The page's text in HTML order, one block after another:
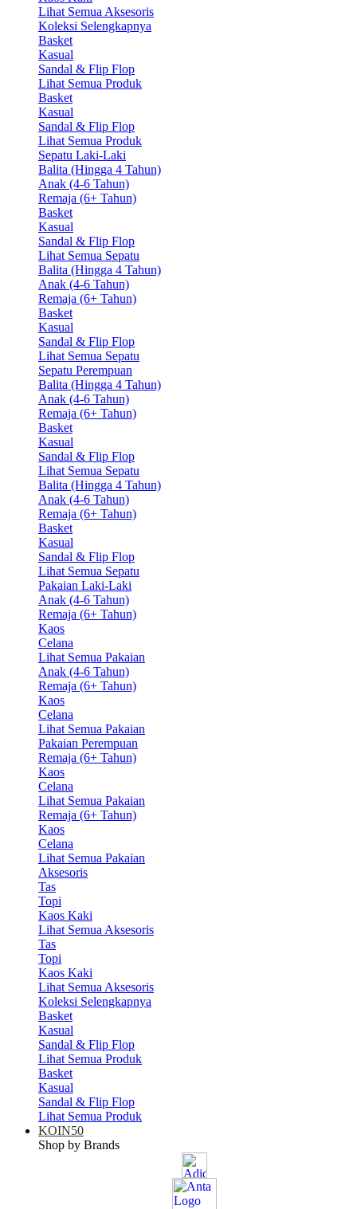
Lihat Semua Aksesoris
Koleksi Selengkapnya
Basket
Kasual
Sandal & Flip Flop
Lihat Semua Produk
Basket
Kasual
Sandal & Flip Flop
Lihat Semua Produk
Sepatu Laki-Laki
Balita (Hingga 4 Tahun)
Anak (4-6 Tahun)
Remaja (6+ Tahun)
Basket
Kasual
Sandal & Flip Flop
Lihat Semua Sepatu
Balita (Hingga 4 Tahun)
Anak (4-6 Tahun)
Remaja (6+ Tahun)
Basket
Kasual
Sandal & Flip Flop
Lihat Semua Sepatu
Sepatu Perempuan
Balita (Hingga 4 Tahun)
Anak (4-6 Tahun)
Remaja (6+ Tahun)
Basket
Kasual
Sandal & Flip Flop
Lihat Semua Sepatu
Balita (Hingga 4 Tahun)
Anak (4-6 Tahun)
Remaja (6+ Tahun)
Basket
Kasual
Sandal & Flip Flop
Lihat Semua Sepatu
Pakaian Laki-Laki
Anak (4-6 Tahun)
Remaja (6+ Tahun)
Kaos
Celana
Lihat Semua Pakaian
Anak (4-6 Tahun)
Remaja (6+ Tahun)
Kaos
Celana
Lihat Semua Pakaian
Pakaian Perempuan
Remaja (6+ Tahun)
Kaos
Celana
Lihat Semua Pakaian
Remaja (6+ Tahun)
Kaos
Celana
Lihat Semua Pakaian
Aksesoris
Tas
Topi
Kaos Kaki
Lihat Semua Aksesoris
Tas
Topi
Kaos Kaki
Lihat Semua Aksesoris
Koleksi Selengkapnya
Basket
Kasual
Sandal & Flip Flop
Lihat Semua Produk
Basket
Kasual
Sandal & Flip Flop
Lihat Semua Produk
KOIN50
Shop by Brands